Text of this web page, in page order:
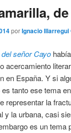
porIgnacio Illarregui
señor Cayo
acercamiento
en España. Y si
tanto ese tema
representar la
y la urbana, casi
es un tema